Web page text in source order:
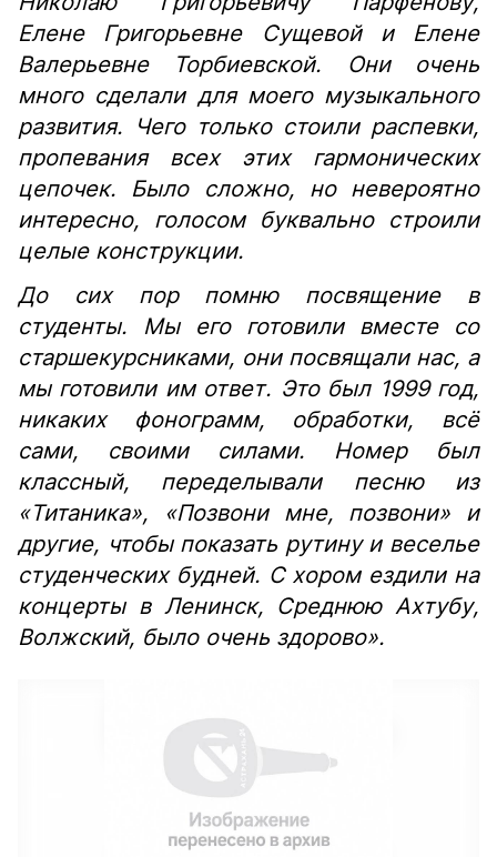
Елене Григорьевне Сущевой и Елене
Валерьевне Торбиевской. Они очень
много сделали для моего музыкального
развития. Чего только стоили распевки,
пропевания всех этих гармонических
цепочек. Было сложно, но невероятно
интересно, голосом буквально строили
целые конструкции.
До сих пор помню посвящение в
студенты. Мы его готовили вместе со
старшекурсниками, они посвящали нас, а
мы готовили им ответ. Это был 1999 год,
никаких фонограмм, обработки, всё
сами, своими силами. Номер был
классный, переделывали песню из
«Титаника», «Позвони мне, позвони» и
другие, чтобы показать рутину и веселье
студенческих будней. С хором ездили на
концерты в Ленинск, Среднюю Ахтубу,
Волжский, было очень здорово».